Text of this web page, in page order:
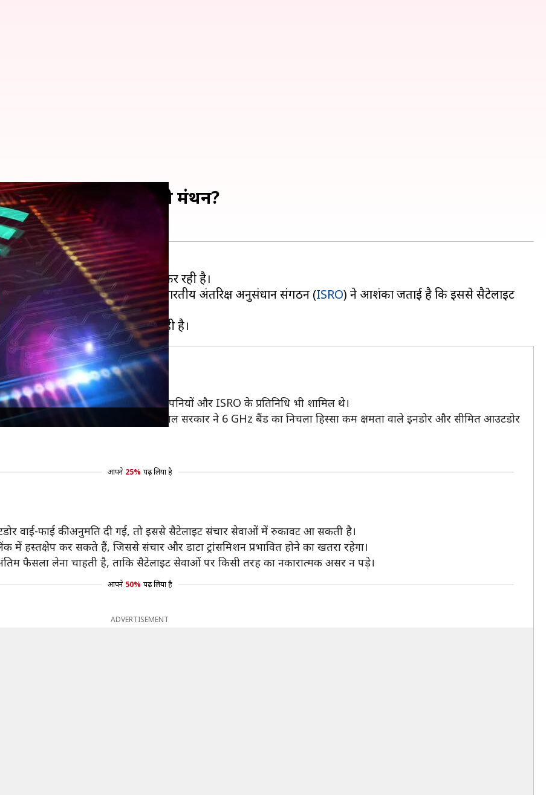
है, सरकार क्यों कर रही मंथन?
सेवा शुरू करने के प्रस्ताव पर विचार कर रही है।
आसान हो सकता है। हालांकि, भारतीय अंतरिक्ष अनुसंधान संगठन (ISRO) ने आशंका जताई है कि इससे सैटेलाइट
एक समिति बनाई थी, जिसमें टेलीकॉम कंपनियों और ISRO के प्रतिनिधि भी शामिल थे।
पर कितना असर पड़ सकता है। पिछले साल सरकार ने 6 GHz बैंड का निचला हिस्सा कम क्षमता वाले इनडोर और सीमित आउटडोर
आपने 25% पढ़ लिया है
वाई-फाई की अनुमति दी गई, तो इससे सैटेलाइट संचार सेवाओं में रुकावट आ सकती है।
हस्तक्षेप कर सकते हैं, जिससे संचार और डाटा ट्रांसमिशन प्रभावित होने का खतरा रहेगा।
फैसला लेना चाहती है, ताकि सैटेलाइट सेवाओं पर किसी तरह का नकारात्मक असर न पड़े।
आपने 50% पढ़ लिया है
ADVERTISEMENT